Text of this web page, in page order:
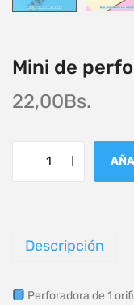
Mini de
22,00Bs.
Descripción
Perforadora de 1